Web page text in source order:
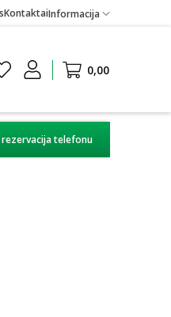
KontaktaiInformacija
0,00
telefonu